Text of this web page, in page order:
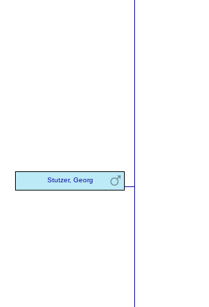
Stutzer, Georg